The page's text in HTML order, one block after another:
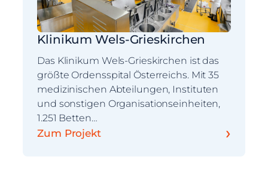
Klinikum Wels-Grieskirchen
Das Klinikum Wels-Grieskirchen ist das
größte Ordensspital Österreichs. Mit 35
medizinischen Abteilungen, Instituten
und sonstigen Organisationseinheiten,
1.251 Betten…
Zum Projekt ›